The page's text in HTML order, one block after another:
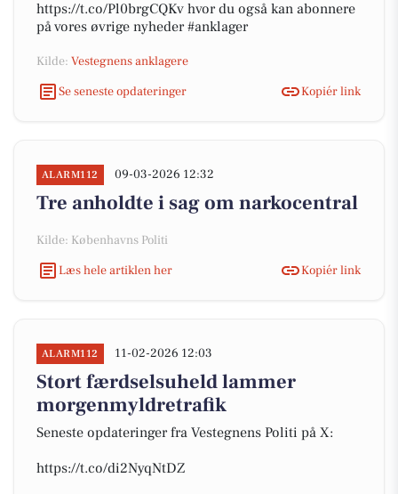
https://t.co/Pl0brgCQKv hvor du også kan abonnere
på vores øvrige nyheder #anklager
Kilde: Vestegnens anklagere
Se seneste opdateringer
Kopiér link
ALARM112 09-03-2026 12:32
Tre anholdte i sag om narkocentral
Kilde: Københavns Politi
Læs hele artiklen her
Kopiér link
ALARM112 11-02-2026 12:03
Stort færdselsuheld lammer
morgenmyldretrafik
Seneste opdateringer fra Vestegnens Politi på X:
https://t.co/di2NyqNtDZ